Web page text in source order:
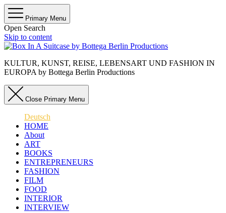
Primary Menu
Open Search
Skip to content
KULTUR, KUNST, REISE, LEBENSART UND FASHION IN
EUROPA by Bottega Berlin Productions
Close Primary Menu
Deutsch
HOME
About
ART
BOOKS
ENTREPRENEURS
FASHION
FILM
FOOD
INTERIOR
INTERVIEW